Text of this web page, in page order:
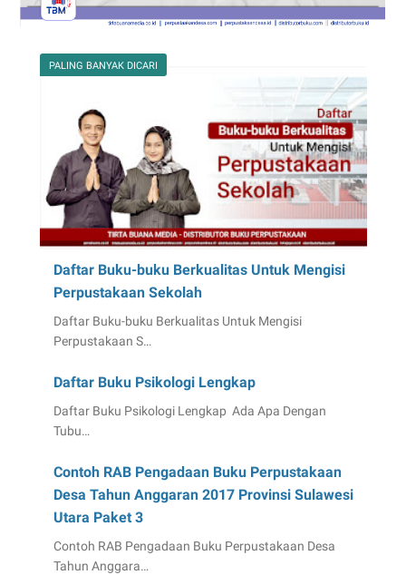
PALING BANYAK DICARI
Daftar Buku-buku Berkualitas Untuk Mengisi
Perpustakaan Sekolah
Daftar Buku-buku Berkualitas Untuk Mengisi
Perpustakaan S…
Daftar Buku Psikologi Lengkap
Daftar Buku Psikologi Lengkap Ada Apa Dengan
Tubu…
Contoh RAB Pengadaan Buku Perpustakaan
Desa Tahun Anggaran 2017 Provinsi Sulawesi
Utara Paket 3
Contoh RAB Pengadaan Buku Perpustakaan Desa
Tahun Anggara…